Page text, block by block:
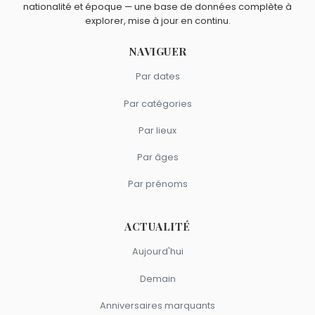
Jean Vuarnetsont du signe Capricorne.
nationalité et époque — une base de données complète à
explorer, mise à jour en continu.
NAVIGUER
Par dates
Par catégories
Par lieux
Par âges
Par prénoms
ACTUALITÉ
Aujourd'hui
Demain
Anniversaires marquants